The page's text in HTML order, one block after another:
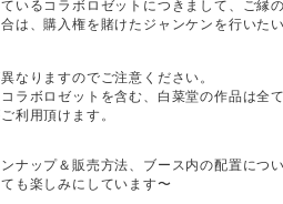
いるコラボロゼットにつきまして、ご
は、購入権を賭けたジャンケンを行いた
なりますのでご注意ください。
ラボロゼットを含む、白菜堂の作品は全
利用頂けます。
ナップ＆販売方法、ブース内の配置に
も楽しみにしています〜